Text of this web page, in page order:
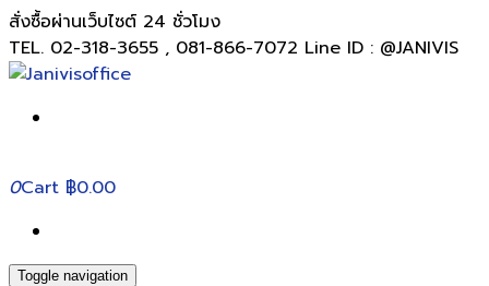
สั่งซื้อผ่านเว็บไซต์ 24 ชั่วโมง
TEL. 02-318-3655 , 081-866-7072 Line ID : @JANIVIS
0Cart ฿0.00
Toggle navigation